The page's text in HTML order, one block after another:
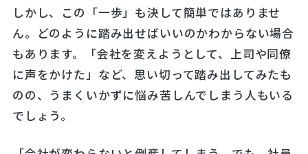
しかし、この「一歩」も決して簡単ではありませ
ん。どのように踏み出せばいいのかわからない場合
もあります。「会社を変えようとして、上司や同僚
に声をかけた」など、思い切って踏み出してみたも
のの、うまくいかずに悩み苦しんでしまう人もいる
でしょう。